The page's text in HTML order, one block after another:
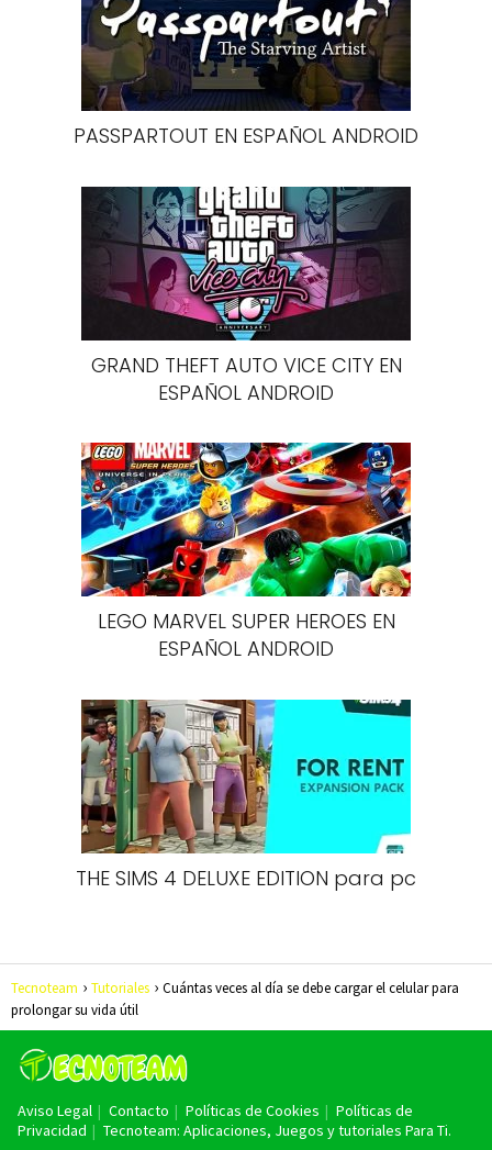
PASSPARTOUT EN ESPAÑOL ANDROID
GRAND THEFT AUTO VICE CITY EN
ESPAÑOL ANDROID
LEGO MARVEL SUPER HEROES EN
ESPAÑOL ANDROID
THE SIMS 4 DELUXE EDITION para pc
Tecnoteam Tutoriales
Cuántas veces al día se debe cargar el celular para
prolongar su vida útil
Aviso Legal Contacto Políticas de Cookies
Políticas de
Privacidad
Tecnoteam: Aplicaciones, Juegos y tutoriales Para Ti.